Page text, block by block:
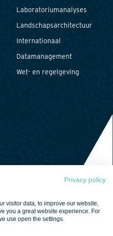
Laboratoriumanalyses
Landschapsarchitectuur
Internationaal
Datamanagement
Wet- en regelgeving
Privacy policy
visitor data, to improve our website,
you a great website experience. For
use open the settings.